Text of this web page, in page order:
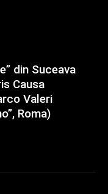
din Suceava
Causa
Valeri
Roma)